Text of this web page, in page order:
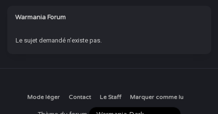
Warmania Forum
Le sujet demandé n’existe pas.
Mode léger Contact Le Staff Marquer comme lu